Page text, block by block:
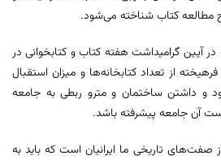
مطالعه کتاب شناخته می‌شود.
آیین گرامیداشت هفته کتاب و کتابخوانی در
از تعداد کتابخانه‌ها و میزان استقبال
و داشتن ساختمان و مترو ربطی به جامعه
آن جامعه پیشرفته باشد.
تاریخی ما ایرانیان است که باید به